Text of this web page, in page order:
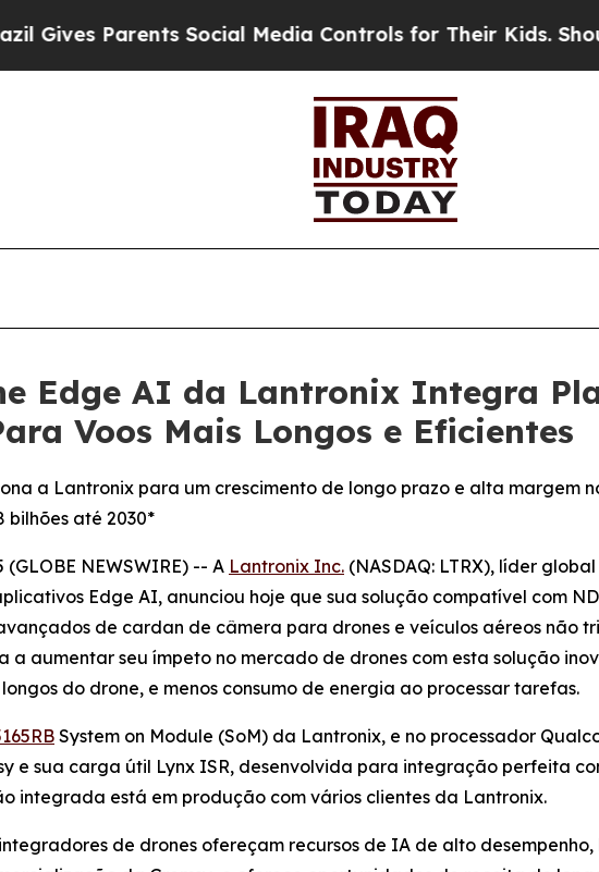
Social Media Controls for Their Kids. Should the US?
Edge AI da Lantronix Integra
Voos Mais Longos e Eficientes
a Lantronix para um crescimento de longo prazo e alta margem
bilhões até 2030*
NEWSWIRE) -- A Lantronix Inc. (NASDAQ: LTRX), líder
Edge AI, anunciou hoje que sua solução compatível com
de cardan de câmera para drones e veículos aéreos não
a aumentar seu ímpeto no mercado de drones com esta solução
do drone, e menos consumo de energia ao processar tarefas.
System on Module (SoM) da Lantronix, e no processador
e sua carga útil Lynx ISR, desenvolvida para integração perfeita
integrada está em produção com vários clientes da Lantronix.
de drones ofereçam recursos de IA de alto